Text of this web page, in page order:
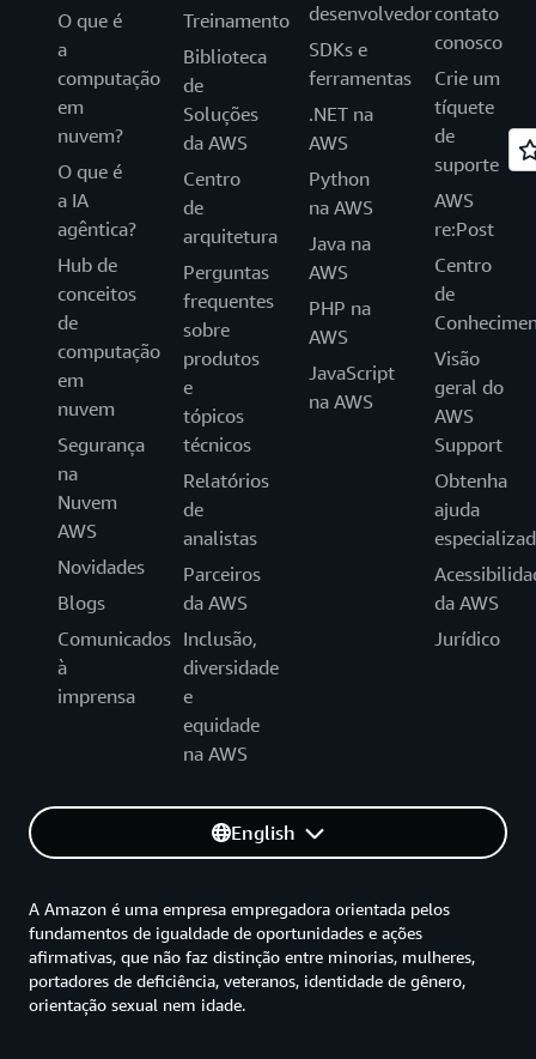
O que é
a
computação
em
nuvem?
O que é
a IA
agêntica?
Hub de
conceitos
de
computação
em
nuvem
Segurança
na
Nuvem
AWS
Novidades
Blogs
Comunicados
à
imprensa
Treinamento
Biblioteca
de
Soluções
da AWS
Centro
de
arquitetura
Perguntas
frequentes
sobre
produtos
e
tópicos
técnicos
Relatórios
de
analistas
Parceiros
da AWS
Inclusão,
diversidade
e
equidade
na AWS
desenvolvedor
SDKs e
ferramentas
.NET na
AWS
Python
na AWS
Java na
AWS
PHP na
AWS
JavaScript
na AWS
contato
conosco
Crie um
tíquete
de
suporte
AWS
re:Post
Centro
de
Visão
geral do
AWS
Support
Obtenha
ajuda
da AWS
Jurídico
English
A Amazon é uma empresa empregadora orientada pelos
fundamentos de igualdade de oportunidades e ações
afirmativas, que não faz distinção entre minorias, mulheres,
portadores de deficiência, veteranos, identidade de gênero,
orientação sexual nem idade.